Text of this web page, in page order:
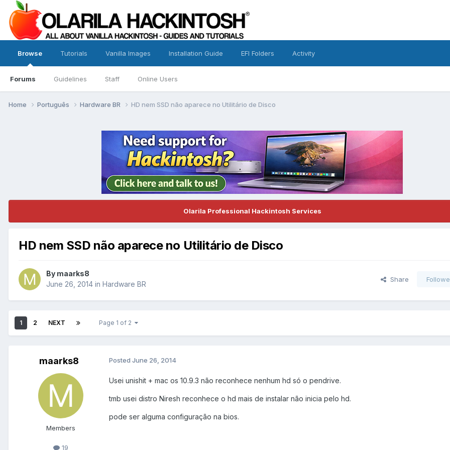
Browse
Forums Guidelines Staff Online Users
Tutorials Vanilla Images Installation Guide EFI Folders Activity
Home Português Hardware BR HD nem SSD não aparece no Utilitário de Disco
Olarila Professional Hackintosh Services
HD nem SSD não aparece no Utilitário de Disco
By maarks8
June 26, 2014 in Hardware BR
Share
1 2 NEXT Page 1 of 2
maarks8
Members
19
Posted June 26, 2014
Usei unishit + mac os 10.9.3 não reconhece nenhum hd só o pendrive.
tmb usei distro Niresh reconhece o hd mais de instalar não inicia pelo hd.
pode ser alguma configuração na bios.